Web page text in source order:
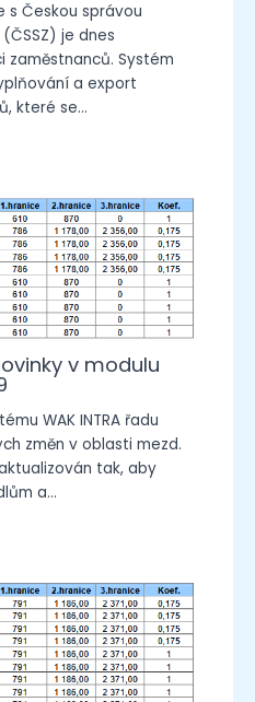
s Českou správou
je dnes
zaměstnanců. Systém
a export
které se…
v modulu
WAK INTRA řadu
změn v oblasti mezd.
tak, aby
a…